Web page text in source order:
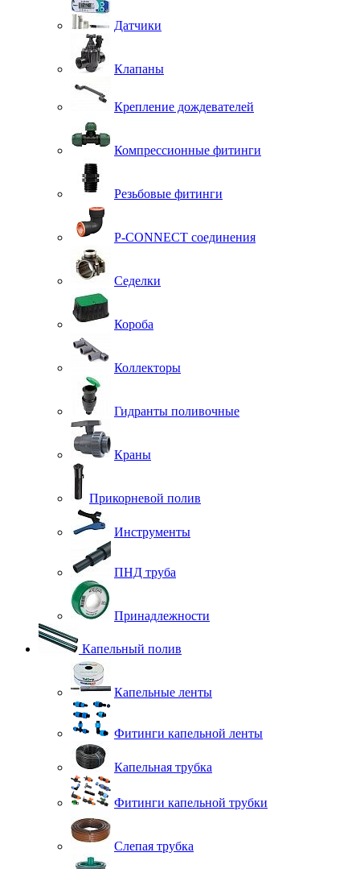
Датчики
Клапаны
Крепление дождевателей
Компрессионные фитинги
Резьбовые фитинги
P-CONNECT соединения
Седелки
Короба
Коллекторы
Гидранты поливочные
Краны
Прикорневой полив
Инструменты
ПНД труба
Принадлежности
Капельный полив
Капельные ленты
Фитинги капельной ленты
Капельная трубка
Фитинги капельной трубки
Слепая трубка